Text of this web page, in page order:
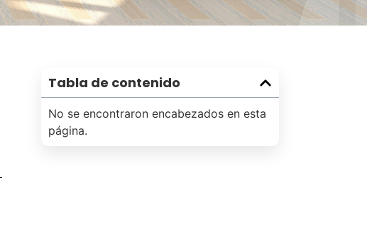
Tabla de contenido
No se encontraron encabezados en esta
página.